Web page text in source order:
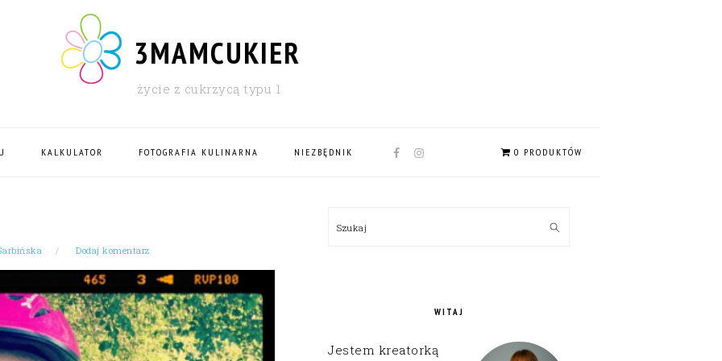
3MAMCUKIER
życie z cukrzycą typu 1
KALKULATOR FOTOGRAFIA KULINARNA NIEZBĘDNIK
NAV
0 PRODUKTÓW
Dodaj komentarz
SIDEBAR
Szukaj
WITAJ
Jestem kreatorką